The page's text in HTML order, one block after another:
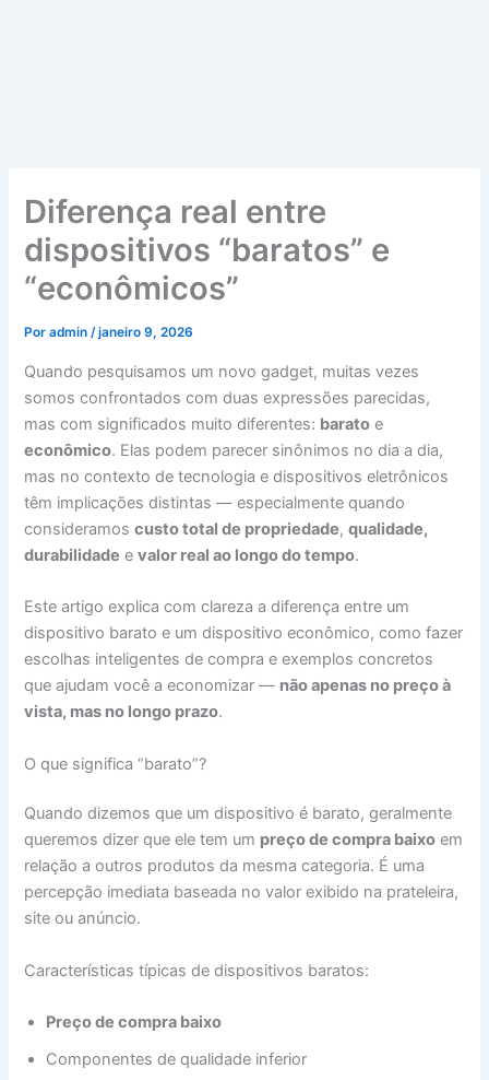
Diferença real entre
dispositivos “baratos” e
“econômicos”
Poradmin/janeiro 9, 2026
Quando pesquisamos um novo gadget, muitas vezes
somos confrontados com duas expressões parecidas,
mas com significados muito diferentes: barato e
econômico. Elas podem parecer sinônimos no dia a dia,
mas no contexto de tecnologia e dispositivos eletrônicos
têm implicações distintas — especialmente quando
consideramoscusto total de propriedade,qualidade,
durabilidade evalor real ao longo do tempo.
Este artigo explica com clareza a diferença entre um
dispositivo barato e um dispositivo econômico, como fazer
escolhas inteligentes de compra e exemplos concretos
que ajudam você a economizar — não apenas no preço à
vista, mas no longo prazo.
O que significa “barato”?
Quando dizemos que um dispositivo é barato, geralmente
queremos dizer que ele tem um preço de compra baixo em
relação a outros produtos da mesma categoria. É uma
percepção imediata baseada no valor exibido na prateleira,
site ou anúncio.
Características típicas de dispositivos baratos:
Preço de compra baixo
Componentes de qualidade inferior